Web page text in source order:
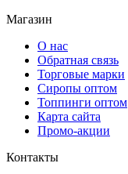
Магазин
О нас
Обратная связь
Торговые марки
Сиропы оптом
Топпинги оптом
Карта сайта
Промо-акции
Контакты